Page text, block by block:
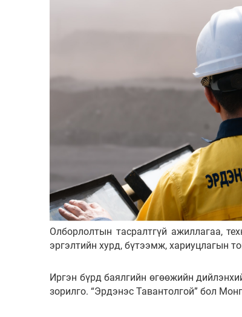
Олборлолтын тасралтгүй ажиллагаа,
эргэлтийн хурд, бүтээмж, хариуцлагын
Иргэн бүрд баялгийн өгөөжийн
зорилго. “Эрдэнэс Тавантолгой” бол